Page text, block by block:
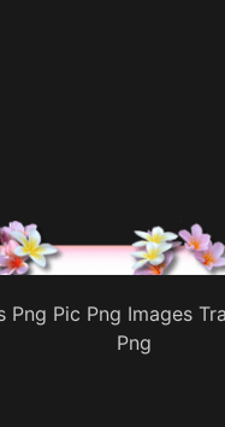
Png Pic Png Images
Png